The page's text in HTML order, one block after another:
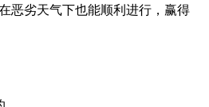
恶劣天气下也能顺利进行，赢得